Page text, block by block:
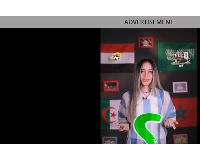
ADVERTISEMENT